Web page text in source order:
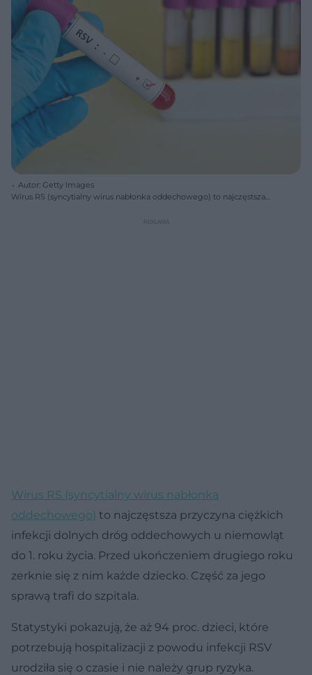
Autor: Getty Images
Wirus RS (syncytialny wirus nabłonka oddechowego) to najczęstsza
Wirus RS (syncytialny wirus nabłonka
oddechowego) to najczęstsza przyczyna ciężkich
infekcji dolnych dróg oddechowych u niemowląt
do 1. roku życia. Przed ukończeniem drugiego roku
zerknie się z nim każde dziecko. Część za jego
sprawą trafi do szpitala.
Statystyki pokazują, że aż 94 proc. dzieci, które
potrzebują hospitalizacji z powodu infekcji RSV
urodziła się o czasie i nie należy grup ryzyka.